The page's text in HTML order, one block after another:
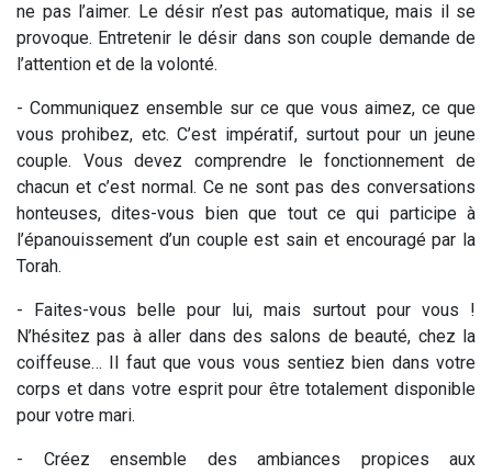
ne pas l’aimer. Le désir n’est pas automatique, mais il se
provoque. Entretenir le désir dans son couple demande de
l’attention et de la volonté.
- Communiquez ensemble sur ce que vous aimez, ce que
vous prohibez, etc. C’est impératif, surtout pour un jeune
couple. Vous devez comprendre le fonctionnement de
chacun et c’est normal. Ce ne sont pas des conversations
honteuses, dites-vous bien que tout ce qui participe à
l’épanouissement d’un couple est sain et encouragé par la
Torah.
- Faites-vous belle pour lui, mais surtout pour vous !
N’hésitez pas à aller dans des salons de beauté, chez la
coiffeuse… Il faut que vous vous sentiez bien dans votre
corps et dans votre esprit pour être totalement disponible
pour votre mari.
- Créez ensemble des ambiances propices aux